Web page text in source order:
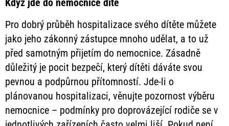
Když jde do nemocnice dítě
Pro dobrý průběh hospitalizace svého dítěte můžete
jako jeho zákonný zástupce mnoho udělat, a to už
před samotným přijetím do nemocnice. Zásadně
důležitý je pocit bezpečí, který dítěti dáváte svou
pevnou a podpůrnou přítomností. Jde-li o
plánovanou hospitalizaci, věnujte pozornost výběru
nemocnice – podmínky pro doprovázející rodiče se v